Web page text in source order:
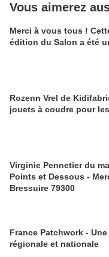
Vous aimerez
Merci à vous tous !
édition du Salon a été
Rozenn Vrel de
jouets à coudre pour
Virginie Pennetier du
Points et Dessous -
Bressuire 79300
France Patchwork -
régionale et nationale